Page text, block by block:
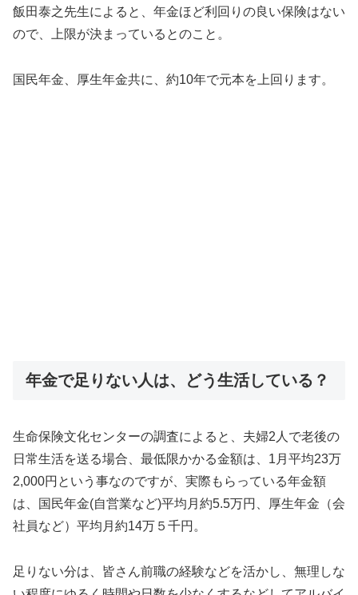
飯田泰之先生によると、年金ほど利回りの良い保険はない
ので、上限が決まっているとのこと。
国民年金、厚生年金共に、約10年で元本を上回ります。
年金で足りない人は、どう生活している？
生命保険文化センターの調査によると、夫婦2人で老後の
日常生活を送る場合、最低限かかる金額は、1月平均23万
2,000円という事なのですが、実際もらっている年金額
は、国民年金(自営業など)平均月約5.5万円、厚生年金（会
社員など）平均月約14万５千円。
足りない分は、皆さん前職の経験などを活かし、無理しな